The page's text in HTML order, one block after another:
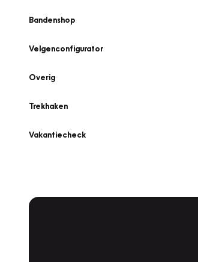
Bandenshop
Velgenconfigurator
Overig
Trekhaken
Vakantiecheck